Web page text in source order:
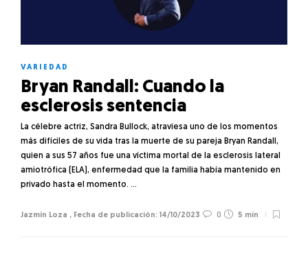
VARIEDAD
Bryan Randall: Cuando la
esclerosis sentencia
La célebre actriz, Sandra Bullock, atraviesa uno de los momentos
más difíciles de su vida tras la muerte de su pareja Bryan Randall,
quien a sus 57 años fue una víctima mortal de la esclerosis lateral
amiotrófica (ELA), enfermedad que la familia había mantenido en
privado hasta el momento. …
Jazmín Loza , 14/10/2023 0 5 min